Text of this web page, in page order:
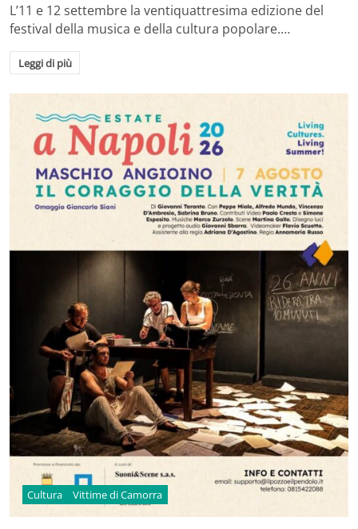
L’11 e 12 settembre la ventiquattresima edizione del
festival della musica e della cultura popolare.…
Leggi di più
Cultura Vittime di Camorra